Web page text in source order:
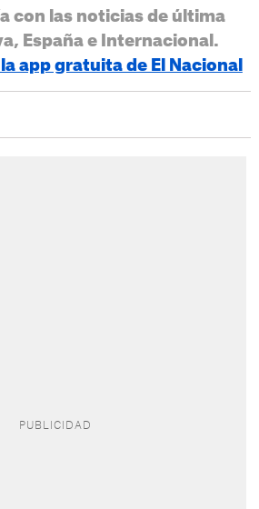
con las noticias de última
España e Internacional.
app gratuita de El Nacional